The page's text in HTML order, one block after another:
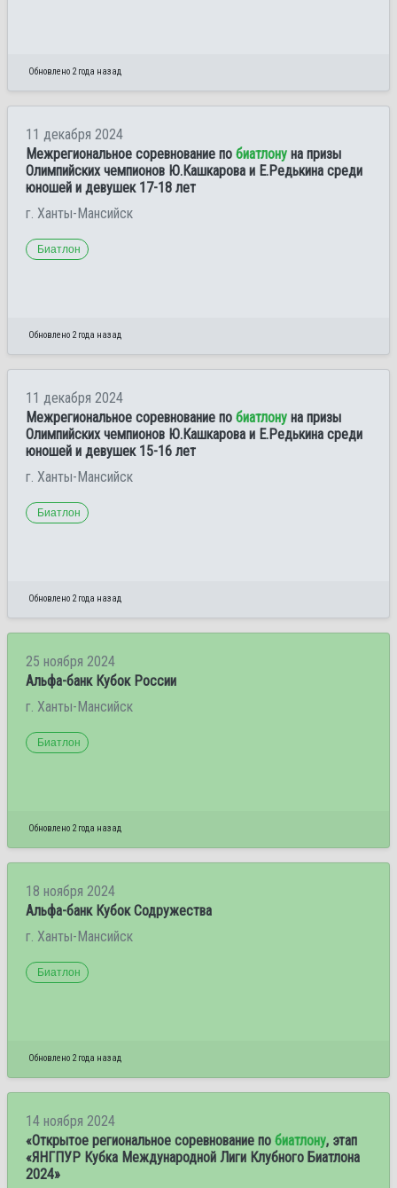
Обновлено 2 года назад
11 декабря 2024
Межрегиональное соревнование по биатлону на призы
Олимпийских чемпионов Ю.Кашкарова и Е.Редькина среди
юношей и девушек 17-18 лет
г. Ханты-Мансийск
Биатлон
Обновлено 2 года назад
11 декабря 2024
Межрегиональное соревнование по биатлону на призы
Олимпийских чемпионов Ю.Кашкарова и Е.Редькина среди
юношей и девушек 15-16 лет
г. Ханты-Мансийск
Биатлон
Обновлено 2 года назад
25 ноября 2024
Альфа-банк Кубок России
г. Ханты-Мансийск
Биатлон
Обновлено 2 года назад
18 ноября 2024
Альфа-банк Кубок Содружества
г. Ханты-Мансийск
Биатлон
Обновлено 2 года назад
14 ноября 2024
«Открытое региональное соревнование по биатлону, этап
«ЯНГПУР Кубка Международной Лиги Клубного Биатлона
2024»